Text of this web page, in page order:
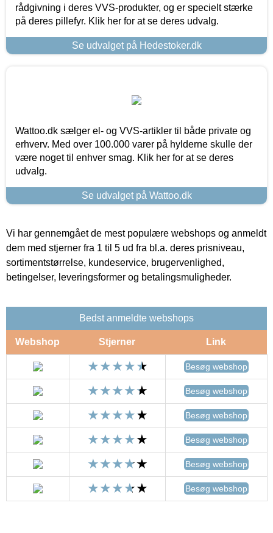
rådgivning i deres VVS-produkter, og er specielt stærke
på deres pillefyr. Klik her for at se deres udvalg.
Se udvalget på Hedestoker.dk
Wattoo.dk sælger el- og VVS-artikler til både private og
erhverv. Med over 100.000 varer på hylderne skulle der
være noget til enhver smag. Klik her for at se deres
udvalg.
Se udvalget på Wattoo.dk
Vi har gennemgået de mest populære webshops og anmeldt
dem med stjerner fra 1 til 5 ud fra bl.a. deres prisniveau,
sortimentstørrelse, kundeservice, brugervenlighed,
betingelser, leveringsformer og betalingsmuligheder.
Bedst anmeldte webshops
Webshop Stjerner Link
Besøg webshop
Besøg webshop
Besøg webshop
Besøg webshop
Besøg webshop
Besøg webshop